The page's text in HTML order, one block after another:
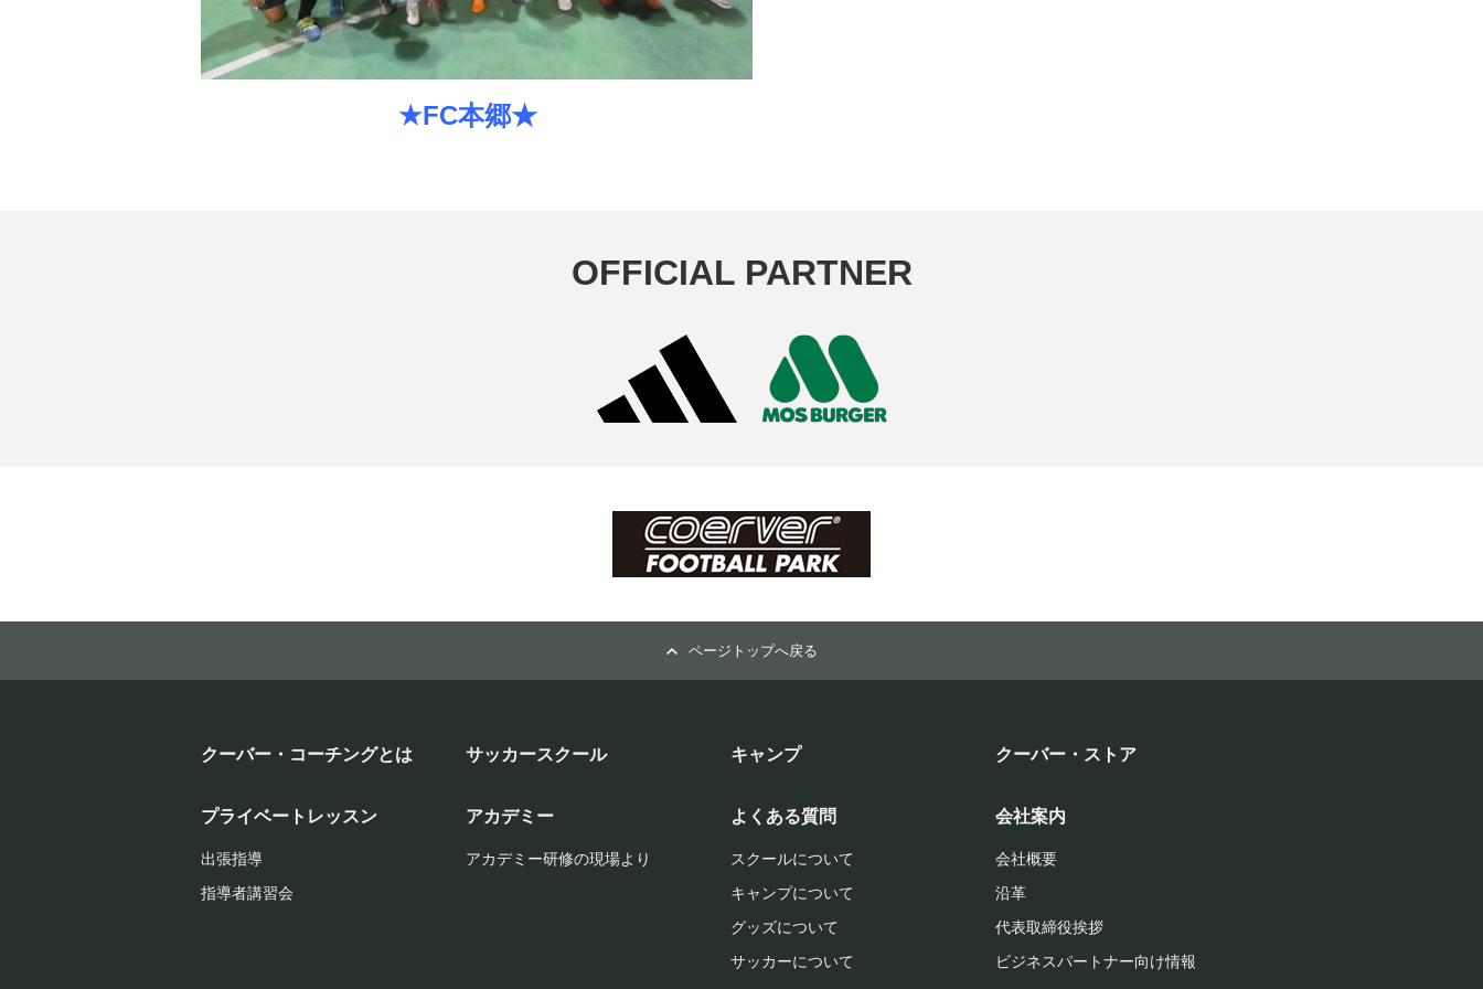
★FC本郷★
OFFICIAL PARTNER
ページトップへ戻る
クーバー・コーチングとは サッカースクール キャンプ クーバー・ストア
プライベートレッスン
出張指導
指導者講習会
アカデミー
アカデミー研修の現場より
よくある質問
スクールについて
キャンプについて
グッズについて
サッカーについて
会社案内
会社概要
沿革
代表取締役挨拶
ビジネスパートナー向け情報